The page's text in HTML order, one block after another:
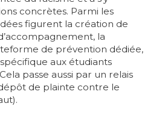
concrètes. Parmi les
figurent la création de
la
de prévention dédiée,
spécifique aux étudiants
passe aussi par un relais
de plainte contre le